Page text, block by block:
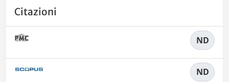
Citazioni
ND
ND